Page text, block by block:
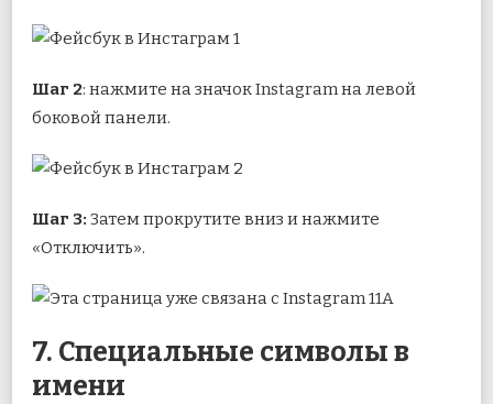
Шаг 2: нажмите на значок Instagram на левой
боковой панели.
Шаг 3: Затем прокрутите вниз и нажмите
«Отключить».
7. Специальные символы в
имени